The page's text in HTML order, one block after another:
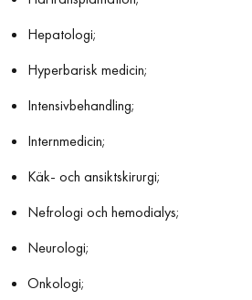
Hepatologi;
Hyperbarisk medicin;
Intensivbehandling;
Internmedicin;
Käk- och ansiktskirurgi;
Nefrologi och hemodialys;
Neurologi;
Onkologi;